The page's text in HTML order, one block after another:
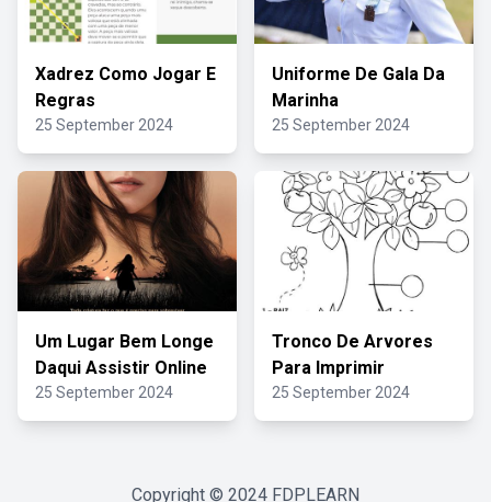
Xadrez Como Jogar E
Regras
25 September 2024
Uniforme De Gala Da
Marinha
25 September 2024
Um Lugar Bem Longe
Daqui Assistir Online
25 September 2024
Tronco De Arvores
Para Imprimir
25 September 2024
Copyright © 2024 FDPLEARN